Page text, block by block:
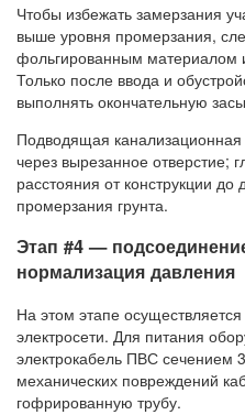
Чтобы избежать замерзания
выше уровня промерзания,
фольгированным материалом
Только после ввода и
выполнять окончательную
Подводящая канализационная
через вырезанное отверстие;
расстояния от конструкции
промерзания грунта.
Этап #4 —
нормализация давления
На этом этапе
электросети. Для питания
электрокабель ПВС сечением
механических повреждений
гофрированную трубу.